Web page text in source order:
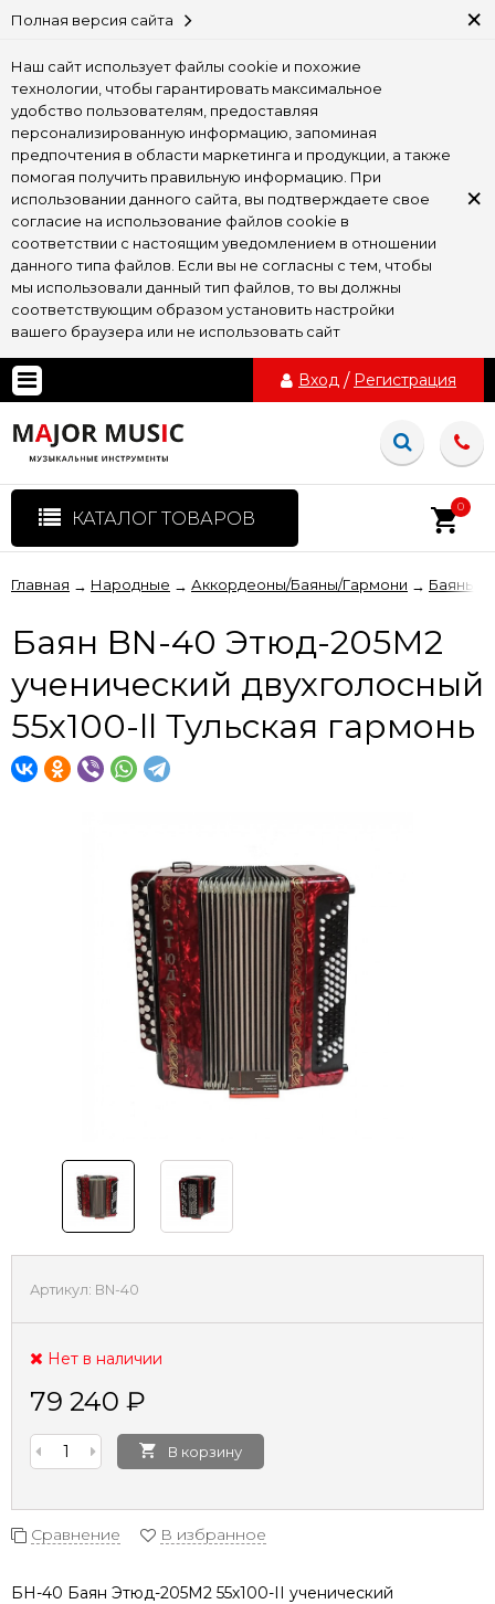
Полная версия сайта ×
Наш сайт использует файлы cookie и похожие
технологии, чтобы гарантировать максимальное
удобство пользователям, предоставляя
персонализированную информацию, запоминая
предпочтения в области маркетинга и продукции, а также
помогая получить правильную информацию. При
использовании данного сайта, вы подтверждаете свое
согласие на использование файлов cookie в
соответствии с настоящим уведомлением в отношении
данного типа файлов. Если вы не согласны с тем, чтобы
мы использовали данный тип файлов, то вы должны
соответствующим образом установить настройки
вашего браузера или не использовать сайт
×
Вход / Регистрация
КАТАЛОГ ТОВАРОВ
0
Главная → Народные → Аккордеоны/Баяны/Гармони → Баяны
Баян BN-40 Этюд-205М2
ученический двухголосный
55x100-ll Тульская гармонь
Артикул: BN-40
Нет в наличии
79 240 ₽
В корзину
Сравнение В избранное
БН-40 Баян Этюд-205М2 55х100-II ученический